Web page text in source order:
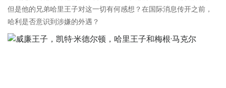
但是他的兄弟哈里王子对这一切有何感想？在国际消息传开之前，
哈利是否意识到涉嫌的外遇？